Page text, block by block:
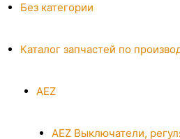
Без категории
Каталог запчастей по
AEZ
AEZ Выключатели,